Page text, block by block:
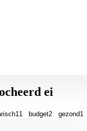
ei
11 budget2 gezond1